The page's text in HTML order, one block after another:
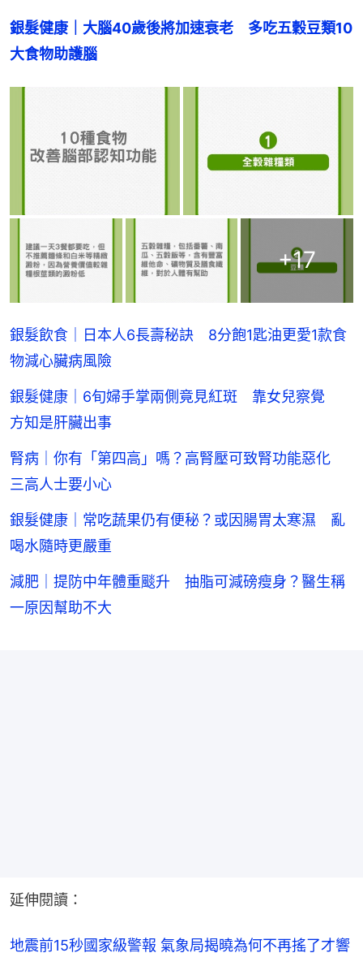
銀髮健康｜大腦40歲後將加速衰老　多吃五穀豆類10
大食物助護腦
+17
銀髮飲食｜日本人6長壽秘訣 8分飽1匙油更愛1款食
物減心臟病風險
銀髮健康｜6旬婦手掌兩側竟見紅斑 靠女兒察覺
方知是肝臟出事
腎病｜你有「第四高」嗎？高腎壓可致腎功能惡化
三高人士要小心
銀髮健康｜常吃蔬果仍有便秘？或因腸胃太寒濕 亂
喝水隨時更嚴重
減肥｜提防中年體重颷升 抽脂可減磅瘦身？醫生稱
一原因幫助不大
延伸閱讀：
地震前15秒國家級警報 氣象局揭曉為何不再搖了才響